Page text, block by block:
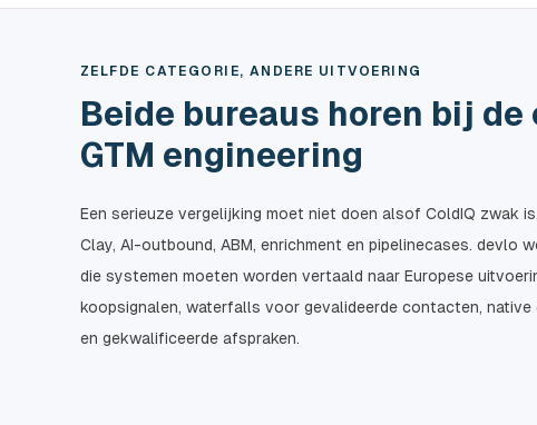
ZELFDE CATEGORIE, ANDERE UITVOERING
Beide bureaus horen bij
GTM engineering
Een serieuze vergelijking moet niet doen alsof ColdIQ zwak
Clay, AI-outbound, ABM, enrichment en pipelinecases. devlo
die systemen moeten worden vertaald naar Europese
koopsignalen, waterfalls voor gevalideerde contacten, native
en gekwalificeerde afspraken.